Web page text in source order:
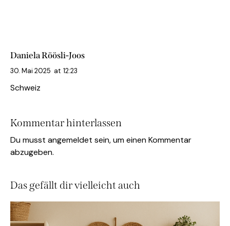
Daniela Röösli-Joos
30. Mai 2025 at 12:23
Schweiz
Kommentar hinterlassen
Du musst angemeldet sein, um einen Kommentar
abzugeben.
Das gefällt dir vielleicht auch